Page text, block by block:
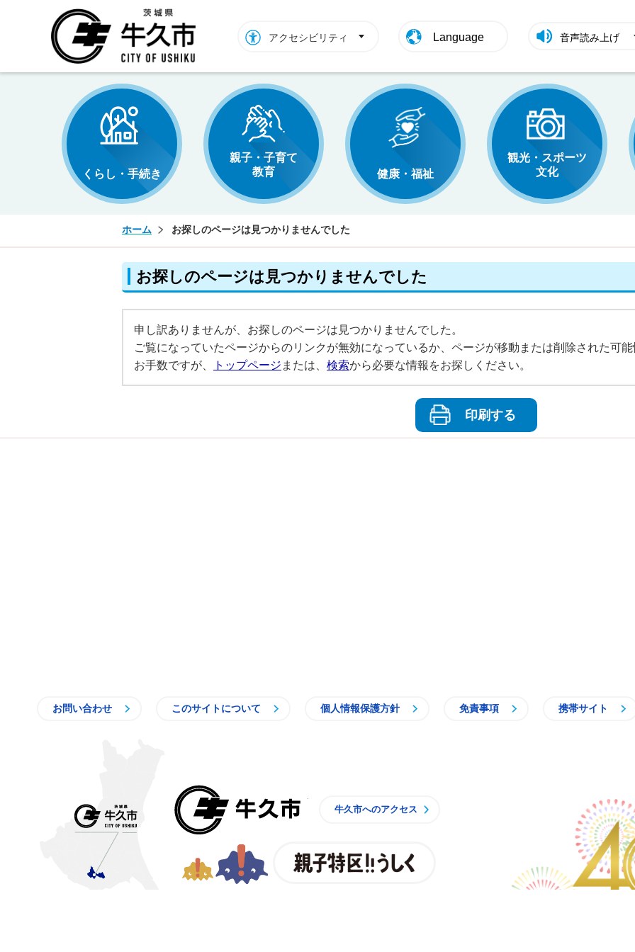
アクセシビリティ Language 音声読み上げ
くらし・手続き
親子・子育て
教育
健康・福祉
観光・スポーツ
文化
ホーム お探しのページは見つかりませんでした
お探しのページは見つかりませんでした
申し訳ありませんが、お探しのページは見つかりませんでした。
ご覧になっていたページからのリンクが無効になっているか、ページが移動または削除された可能
お手数ですが、
トップページ または、 検索から必要な情報をお探しください。
印刷する
お問い合わせ このサイトについて 個人情報保護方針 免責事項 携帯サイト
牛久市へのアクセス